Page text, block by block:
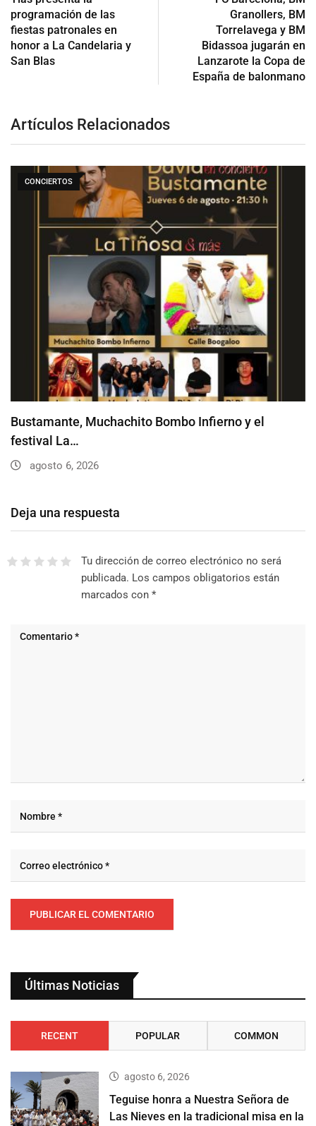
programación de las
fiestas patronales en
honor a La Candelaria y
San Blas
Granollers, BM
Torrelavega y BM
Bidassoa jugarán en
Lanzarote la Copa de
España de balonmano
Artículos Relacionados
CONCIERTOS
Bustamante, Muchachito Bombo Infierno y el
festival La…
agosto 6, 2026
Deja una respuesta
Tu dirección de correo electrónico no será
publicada. Los campos obligatorios están
marcados con *
Últimas Noticias
RECENT POPULAR COMMON
agosto 6, 2026
Teguise honra a Nuestra Señora de
Las Nieves en la tradicional misa en la